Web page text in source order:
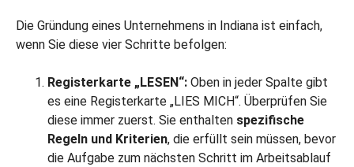
Die Gründung eines Unternehmens in Indiana ist einfach,
wenn Sie diese vier Schritte befolgen:
Registerkarte „LESEN“: Oben in jeder Spalte gibt
es eine Registerkarte „LIES MICH“. Überprüfen Sie
diese immer zuerst. Sie enthalten spezifische
Regeln und Kriterien, die erfüllt sein müssen, bevor
die Aufgabe zum nächsten Schritt im Arbeitsablauf